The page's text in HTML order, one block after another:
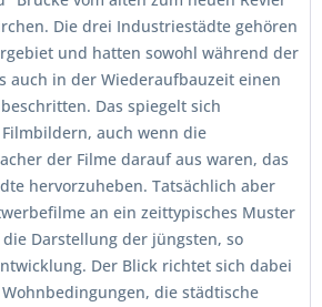
Die drei Industriestädte gehören
und hatten sowohl während der
auch in der Wiederaufbauzeit einen
Das spiegelt sich
auch wenn die
der Filme darauf aus waren, das
hervorzuheben. Tatsächlich aber
an ein zeittypisches Muster
Darstellung der jüngsten, so
Der Blick richtet sich dabei
die städtische